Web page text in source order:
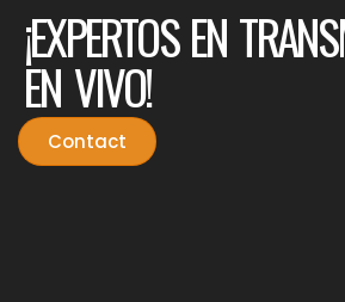
¡EXPERTOS EN
EN VIVO!
Contact